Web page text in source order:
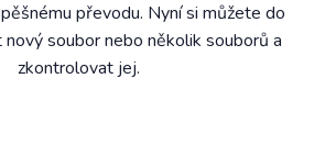
převodu. Nyní si můžete do
nový soubor nebo několik souborů a
zkontrolovat jej.